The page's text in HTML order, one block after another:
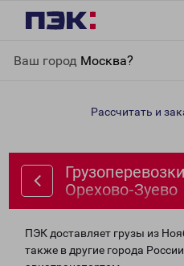
Ваш город Москва?
Орехово-Зуево
Рассчитать и
Орехово-Зуево
ПЭК доставляет грузы из
также в другие города